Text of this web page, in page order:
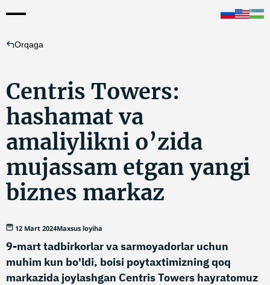
Orqaga
Centris Towers:
hashamat va
amaliylikni o’zida
mujassam etgan yangi
biznes markaz
12 Mart 2024Maxsus loyiha
9-mart tadbirkorlar va sarmoyadorlar uchun
muhim kun bo'ldi, boisi poytaxtimizning qoq
markazida joylashgan Centris Towers hayratomuz